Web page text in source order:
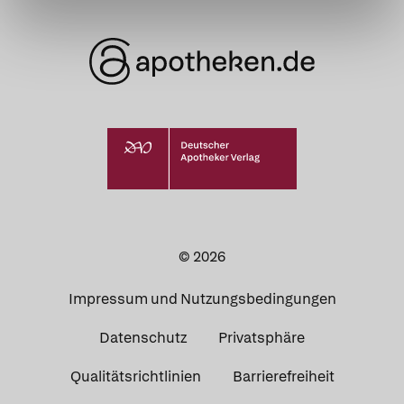
© 2026
Impressum und Nutzungsbedingungen
Datenschutz Privatsphäre
Qualitätsrichtlinien Barrierefreiheit